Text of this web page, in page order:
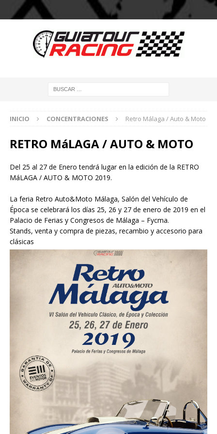
INICIO CONCENTRACIONES Retro Málaga / Auto & Moto
RETRO MáLAGA / AUTO & MOTO
Del 25 al 27 de Enero tendrá lugar en la edición de la RETRO
MáLAGA / AUTO & MOTO 2019.
La feria Retro Auto&Moto Málaga, Salón del Vehículo de
Época se celebrará los días 25, 26 y 27 de enero de 2019 en el
Palacio de Ferias y Congresos de Málaga – Fycma.
Stands, venta y compra de piezas, recambio y accesorio para
clásicas